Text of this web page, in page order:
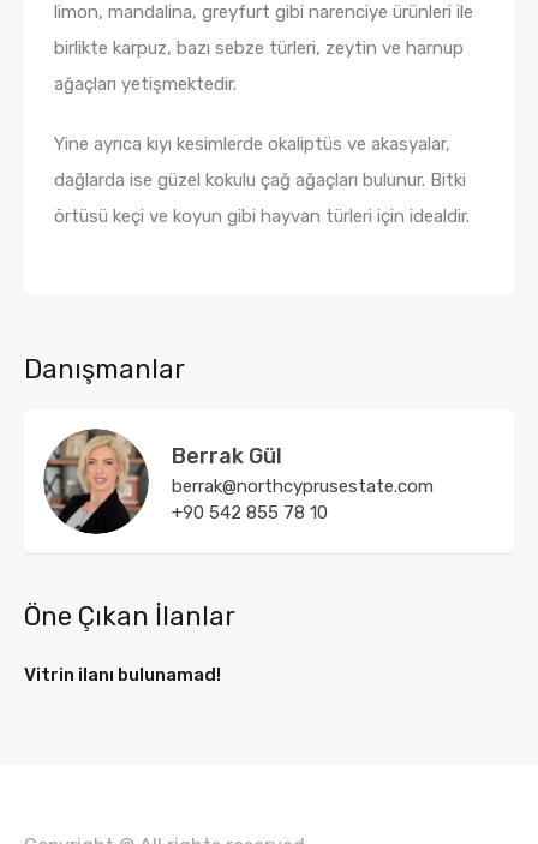
limon, mandalina, greyfurt gibi narenciye ürünleri ile
birlikte karpuz, bazı sebze türleri, zeytin ve harnup
ağaçları yetişmektedir.
Yine ayrıca kıyı kesimlerde okaliptüs ve akasyalar,
dağlarda ise güzel kokulu çağ ağaçları bulunur. Bitki
örtüsü keçi ve koyun gibi hayvan türleri için idealdir.
Danışmanlar
Berrak Gül
berrak@northcyprusestate.com
+90 542 855 78 10
Öne Çıkan İlanlar
Vitrin ilanı bulunamad!